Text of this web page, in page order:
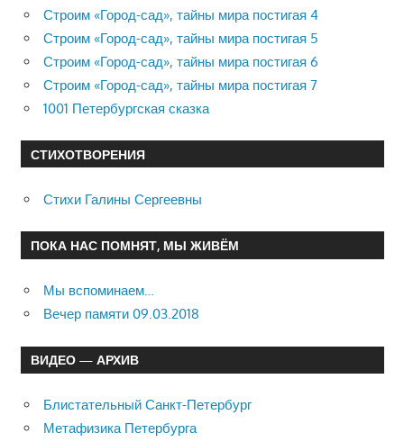
Строим «Город-сад», тайны мира постигая 4
Строим «Город-сад», тайны мира постигая 5
Строим «Город-сад», тайны мира постигая 6
Строим «Город-сад», тайны мира постигая 7
1001 Петербургская сказка
СТИХОТВОРЕНИЯ
Стихи Галины Сергеевны
ПОКА НАС ПОМНЯТ, МЫ ЖИВЁМ
Мы вспоминаем…
Вечер памяти 09.03.2018
ВИДЕО — АРХИВ
Блистательный Санкт-Петербург
Метафизика Петербурга